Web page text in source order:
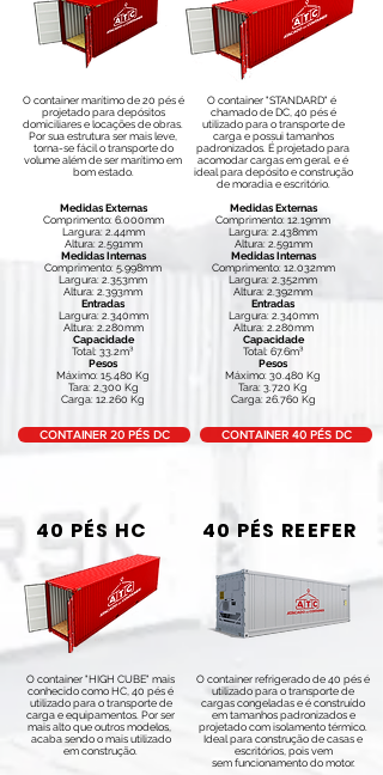
O container marítimo de 20 pés é
projetado para depósitos
domiciliares e locações de obras.
Por sua estrutura ser mais leve,
torna-se fácil o transporte do
volume além de ser marítimo em
bom estado.
Medidas Externas
Comprimento: 6.000mm
Largura: 2.44mm
Altura: 2.591mm
Medidas Internas
Comprimento: 5.998mm
Largura: 2.353mm
Altura: 2.393mm
Entradas
Largura: 2.340mm
Altura: 2.280mm
Capacidade
Total: 33.2m³
Pesos
Máximo: 15.480 Kg
Tara: 2,300 Kg
Carga: 12.260 Kg
O container "STANDARD" é
chamado de DC, 40 pés é
utilizado para o transporte de
carga e possui tamanhos
padronizados. É projetado para
acomodar cargas em geral. e é
ideal para depósito e construção
de moradia e escritório.
Medidas Externas
Comprimento: 12.19mm
Largura: 2.438mm
Altura: 2.591mm
Medidas Internas
Comprimento: 12.032mm
Largura: 2.352mm
Altura: 2.392mm
Entradas
Largura: 2.340mm
Altura: 2.280mm
Capacidade
Total: 67.6m³
Pesos
Máximo: 30.480 Kg
Tara: 3.720 Kg
Carga: 26.760 Kg
CONTAINER 20 PÉS DC CONTAINER 40 PÉS DC
40 PÉS HC 40 PÉS REEFER
O container "HIGH CUBE" mais
conhecido como HC, 40 pés é
utilizado para o transporte de
carga e equipamentos. Por ser
mais alto que outros modelos,
acaba sendo o mais utilizado
em construção.
O container refrigerado de 40 pés é
utilizado para o transporte de
cargas congeladas e é construído
em tamanhos padronizados e
projetado com isolamento térmico.
Ideal para construção de casas e
escritórios, pois vem
sem funcionamento do motor.